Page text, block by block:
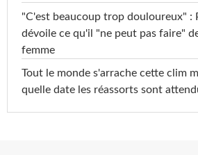
"C'est beaucoup trop douloureux" :
dévoile ce qu'il "ne peut pas faire"
femme
Tout le monde s'arrache cette clim
quelle date les réassorts sont